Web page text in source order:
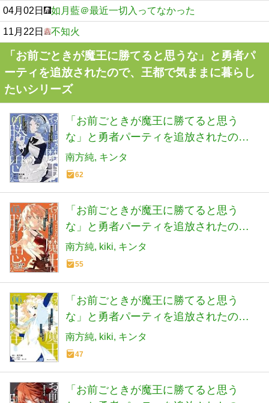
04月02日 如月藍＠最近一切入ってなかった
11月22日 不知火
「お前ごときが魔王に勝てると思うな」と勇者パ
ーティを追放されたので、王都で気ままに暮らし
たいシリーズ
「お前ごときが魔王に勝てると思う
な」と勇者パーティを追放されたの
で、王都で気ままに暮らしたい THE
COMIC ４
南方純 キンタ
62
「お前ごときが魔王に勝てると思う
な」と勇者パーティを追放されたの
で、王都で気ままに暮らしたい THE
COMIC ５ (Ride Comics)
南方純 kiki キンタ
55
「お前ごときが魔王に勝てると思う
な」と勇者パーティを追放されたの
で、王都で気ままに暮らしたい THE
COMIC ６ (Ride Comics)
南方純 kiki キンタ
47
「お前ごときが魔王に勝てると思う